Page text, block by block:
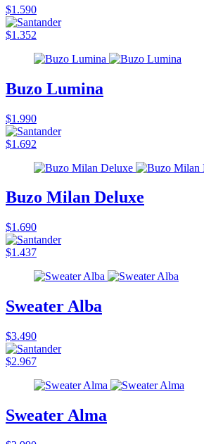
$1.590
$1.352
Buzo Lumina
$1.990
$1.692
Buzo Milan Deluxe
$1.690
$1.437
Sweater Alba
$3.490
$2.967
Sweater Alma